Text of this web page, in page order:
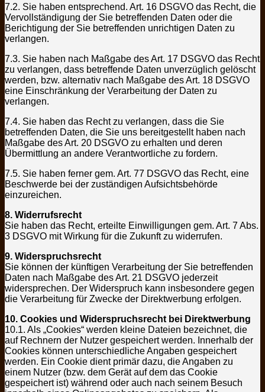
7.2. Sie haben entsprechend. Art. 16 DSGVO das Recht, die
Vervollständigung der Sie betreffenden Daten oder die
Berichtigung der Sie betreffenden unrichtigen Daten zu
verlangen.
7.3. Sie haben nach Maßgabe des Art. 17 DSGVO das Recht
zu verlangen, dass betreffende Daten unverzüglich gelöscht
werden, bzw. alternativ nach Maßgabe des Art. 18 DSGVO
eine Einschränkung der Verarbeitung der Daten zu
verlangen.
7.4. Sie haben das Recht zu verlangen, dass die Sie
betreffenden Daten, die Sie uns bereitgestellt haben nach
Maßgabe des Art. 20 DSGVO zu erhalten und deren
Übermittlung an andere Verantwortliche zu fordern.
7.5. Sie haben ferner gem. Art. 77 DSGVO das Recht, eine
Beschwerde bei der zuständigen Aufsichtsbehörde
einzureichen.
8. Widerrufsrecht
Sie haben das Recht, erteilte Einwilligungen gem. Art. 7 Abs.
3 DSGVO mit Wirkung für die Zukunft zu widerrufen.
9. Widerspruchsrecht
Sie können der künftigen Verarbeitung der Sie betreffenden
Daten nach Maßgabe des Art. 21 DSGVO jederzeit
widersprechen. Der Widerspruch kann insbesondere gegen
die Verarbeitung für Zwecke der Direktwerbung erfolgen.
10. Cookies und Widerspruchsrecht bei Direktwerbung
10.1. Als „Cookies“ werden kleine Dateien bezeichnet, die
auf Rechnern der Nutzer gespeichert werden. Innerhalb der
Cookies können unterschiedliche Angaben gespeichert
werden. Ein Cookie dient primär dazu, die Angaben zu
einem Nutzer (bzw. dem Gerät auf dem das Cookie
gespeichert ist) während oder auch nach seinem Besuch